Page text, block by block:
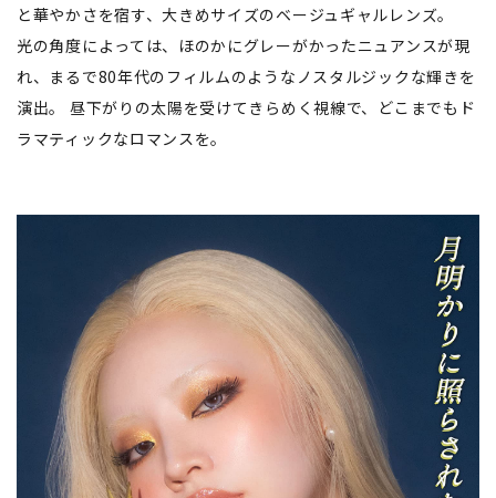
と華やかさを宿す、⼤きめサイズのベージュギャルレンズ。
光の⾓度によっては、ほのかにグレーがかったニュアンスが現
れ、まるで80年代のフィルムのようなノスタルジックな輝きを
演出。 昼下がりの太陽を受けてきらめく視線で、どこまでもド
ラマティックなロマンスを。